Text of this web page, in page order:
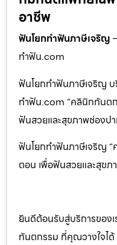
อาชีพ
ฟันโยกทำฟันภาษีเจริญ
ทำฟัน.com
ฟันโยกทำฟันภาษีเจริญ
ทำฟัน.com “คลินิกทันต
ฟันสวยและสุขภาพช่องป
ฟันโยกทำฟันภาษีเจริญ
ตอน เพื่อฟันสวยและสุขภ
ยินดีต้อนรับสู่บริการของ
ทันตกรรม ที่คุณวางใจไ